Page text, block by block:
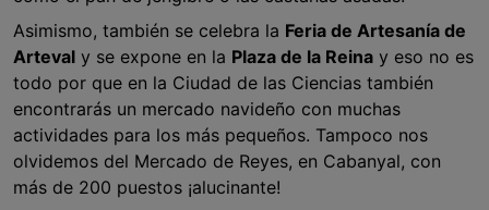
Asimismo, también se celebra la Feria de Artesanía de
Arteval y se expone en la Plaza de la Reina y eso no es
todo por que en la Ciudad de las Ciencias también
encontrarás un mercado navideño con muchas
actividades para los más pequeños. Tampoco nos
olvidemos del Mercado de Reyes, en Cabanyal, con
más de 200 puestos ¡alucinante!